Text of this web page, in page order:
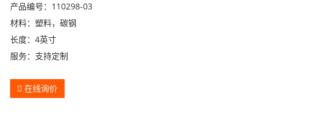
产品编号：110298-03
材料：塑料，碳钢
长度：4英寸
服务：支持定制
在线询价